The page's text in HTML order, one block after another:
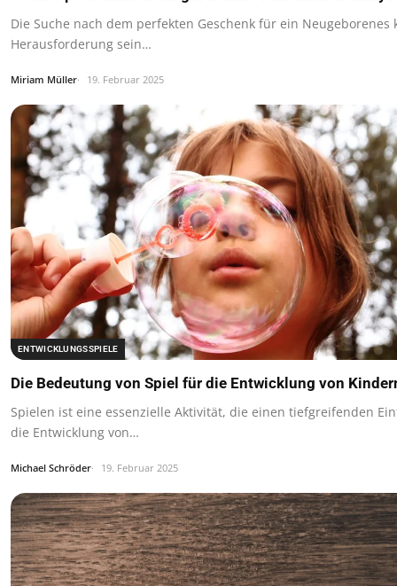
Die Suche nach dem perfekten Geschenk für ein Neugeborenes
Herausforderung sein…
Miriam Müller 19. Februar 2025
ENTWICKLUNGSSPIELE
Die Bedeutung von Spiel für die Entwicklung von
Spielen ist eine essenzielle Aktivität, die einen tiefgreifenden
die Entwicklung von…
Michael Schröder 19. Februar 2025